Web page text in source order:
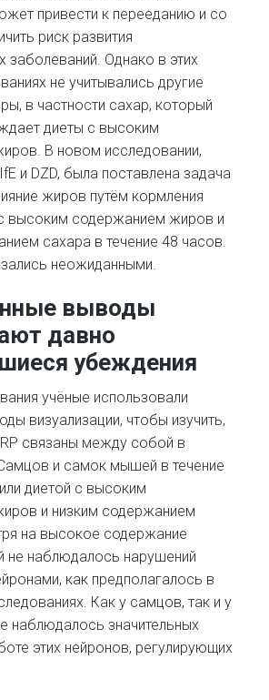
привести к перееданию и со
риск развития
заболеваний. Однако в этих
не учитывались другие
в частности сахар, который
диеты с высоким
В новом исследовании,
и DZD, была поставлена задача
жиров путём кормления
высоким содержанием жиров и
сахара в течение 48 часов.
неожиданными.
выводы
давно
убеждения
учёные использовали
визуализации, чтобы изучить,
связаны между собой в
и самок мышей в течение
диетой с высоким
и низким содержанием
на высокое содержание
наблюдалось нарушений
как предполагалось в
Как у самцов, так и у
наблюдалось значительных
этих нейронов, регулирующих